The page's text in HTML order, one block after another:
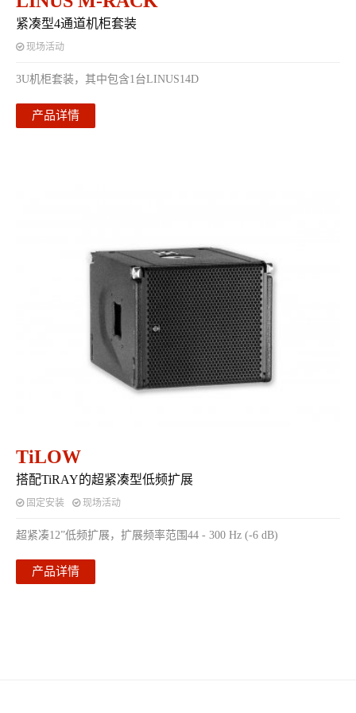
紧凑型4通道机柜套装
现场活动
3U机柜套装，其中包含1台LINUS14D
产品详情
TiLOW
搭配TiRAY的超紧凑型低频扩展
固定安装 现场活动
超紧凑12”低频扩展，扩展频率范围44 - 300 Hz (-6 dB)
产品详情